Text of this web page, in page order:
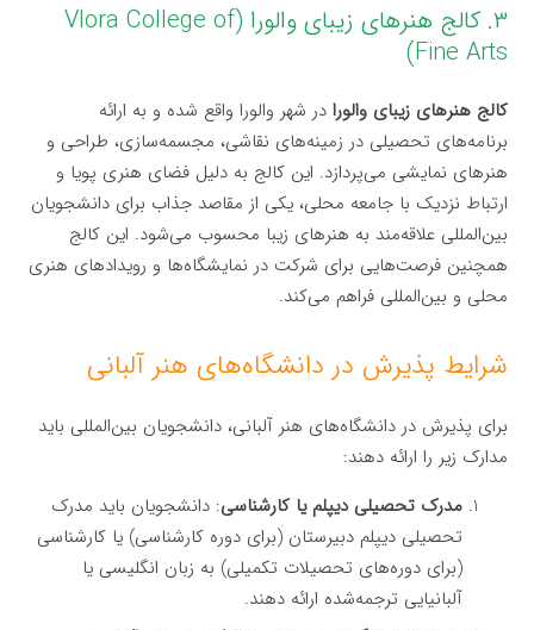
۳. کالج هنرهای زیبای والورا (Vlora College of
Fine Arts)
کالج هنرهای زیبای والورا در شهر والورا واقع شده و به ارائه
برنامه‌های تحصیلی در زمینه‌های نقاشی، مجسمه‌سازی، طراحی و
هنرهای نمایشی می‌پردازد. این کالج به دلیل فضای هنری پویا و
ارتباط نزدیک با جامعه محلی، یکی از مقاصد جذاب برای دانشجویان
بین‌المللی علاقه‌مند به هنرهای زیبا محسوب می‌شود. این کالج
همچنین فرصت‌هایی برای شرکت در نمایشگاه‌ها و رویدادهای هنری
محلی و بین‌المللی فراهم می‌کند.
شرایط پذیرش در دانشگاه‌های هنر آلبانی
برای پذیرش در دانشگاه‌های هنر آلبانی، دانشجویان بین‌المللی باید
مدارک زیر را ارائه دهند:
مدرک تحصیلی دیپلم یا کارشناسی: دانشجویان باید مدرک
تحصیلی دیپلم دبیرستان (برای دوره کارشناسی) یا کارشناسی
(برای دوره‌های تحصیلات تکمیلی) به زبان انگلیسی یا
آلبانیایی ترجمه‌شده ارائه دهند.